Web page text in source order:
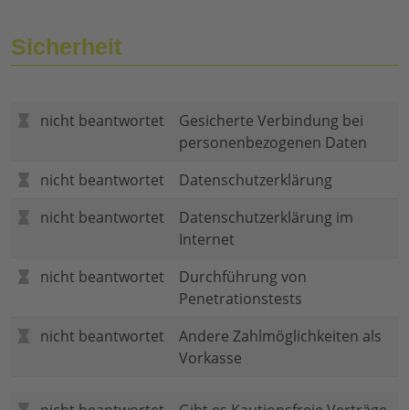
Sicherheit
nicht beantwortet
Gesicherte Verbindung bei
personenbezogenen Daten
nicht beantwortet
Datenschutzerklärung
nicht beantwortet
Datenschutzerklärung im
Internet
nicht beantwortet
Durchführung von
Penetrationstests
nicht beantwortet
Andere Zahlmöglichkeiten als
Vorkasse